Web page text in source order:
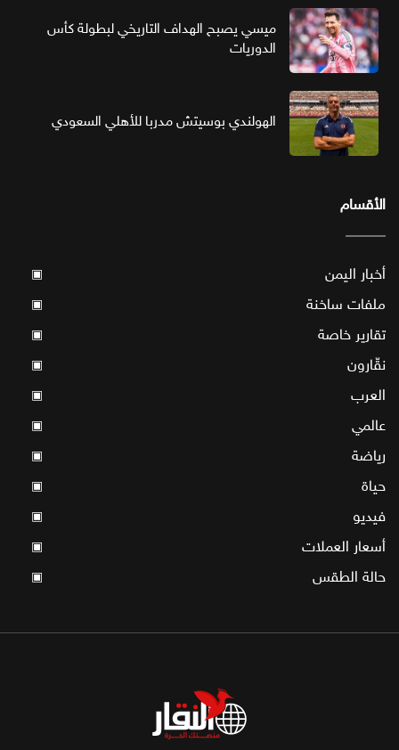
ميسي يصبح الهداف التاريخي لبطولة كأس
الدوريات
الهولندي بوسيتش مدربا للأهلي السعودي
الأقسام
أخبار اليمن ▣
ملفات ساخنة ▣
تقارير خاصة ▣
نقّارون ▣
العرب ▣
عالمي ▣
رياضة ▣
حياة ▣
فيديو ▣
أسعار العملات ▣
حالة الطقس ▣